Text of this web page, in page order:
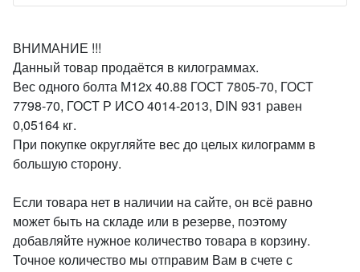
ВНИМАНИЕ !!!
Данный товар продаётся в килограммах.
Вес одного болта М12х 40.88 ГОСТ 7805-70, ГОСТ
7798-70, ГОСТ Р ИСО 4014-2013, DIN 931 равен
0,05164 кг.
При покупке округляйте вес до целых килограмм в
большую сторону.
Если товара нет в наличии на сайте, он всё равно
может быть на складе или в резерве, поэтому
добавляйте нужное количество товара в корзину.
Точное количество мы отправим Вам в счете с